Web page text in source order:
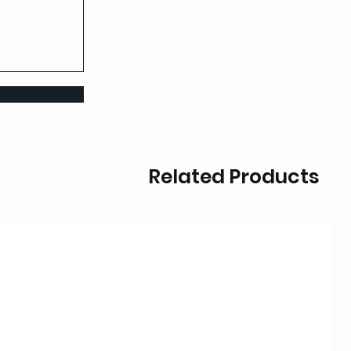
Related Products